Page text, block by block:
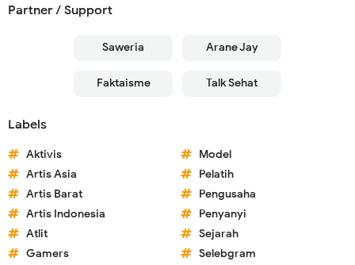
Partner / Support
Saweria Arane Jay
Faktaisme Talk Sehat
Labels
Aktivis
Artis Asia
Artis Barat
Artis Indonesia
Atlit
Gamers
Model
Pelatih
Pengusaha
Penyanyi
Sejarah
Selebgram